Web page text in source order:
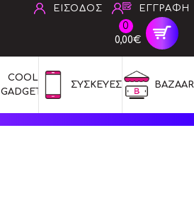
ΕΙΣΟΔΟΣ ΕΓΓΡΑΦΗ
0
0,00€
COOL
GADGETS
ΣΥΣΚΕΥΕΣ BAZAAR